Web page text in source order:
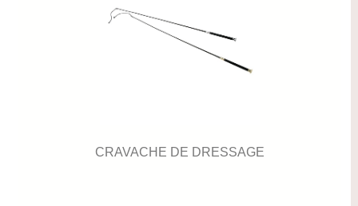
CRAVACHE DE DRESSAGE